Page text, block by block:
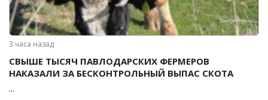
3 часа назад
СВЫШЕ ТЫСЯЧ ПАВЛОДАРСКИХ ФЕРМЕРОВ
НАКАЗАЛИ ЗА БЕСКОНТРОЛЬНЫЙ ВЫПАС СКОТА
...